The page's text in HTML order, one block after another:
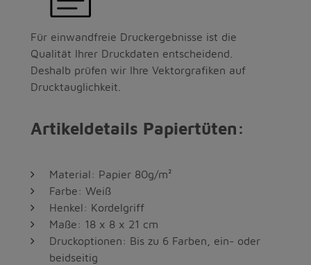
Für einwandfreie Druckergebnisse ist die
Qualität Ihrer Druckdaten entscheidend.
Deshalb prüfen wir Ihre Vektorgrafiken auf
Drucktauglichkeit.
Artikeldetails Papiertüten:
Material: Papier 80g/m²
Farbe: Weiß
Henkel: Kordelgriff
Maße: 18 x 8 x 21 cm
Druckoptionen: Bis zu 6 Farben, ein- oder
beidseitig